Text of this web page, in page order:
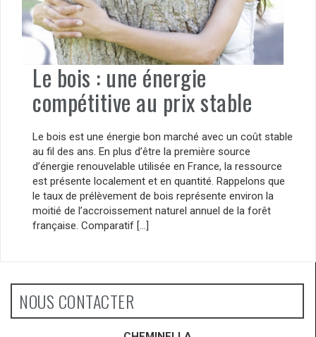
Le bois : une énergie
compétitive au prix stable
Le bois est une énergie bon marché avec un coût stable
au fil des ans. En plus d’être la première source
d’énergie renouvelable utilisée en France, la ressource
est présente localement et en quantité. Rappelons que
le taux de prélèvement de bois représente environ la
moitié de l’accroissement naturel annuel de la forêt
française. Comparatif […]
NOUS CONTACTER